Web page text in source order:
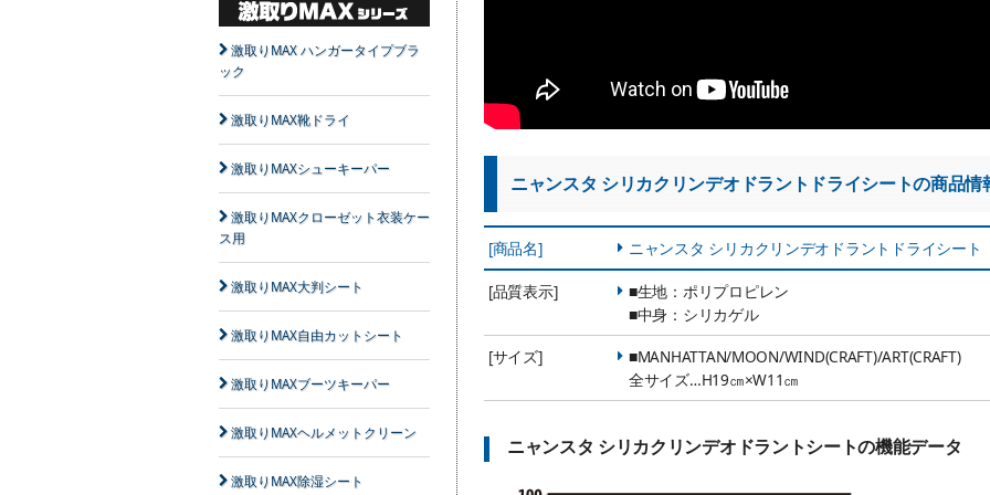
ニャンスタ シリカクリンデオドラントドライシートの商品情
[商品名] ニャンスタ シリカクリンデオドラントドライシート
[品質表示]
■生地：ポリプロピレン
■中身：シリカゲル
[サイズ]
■MANHATTAN/MOON/WIND(CRAFT)/ART(CRAFT)
全サイズ…H19㎝×W11㎝
激取りMAX ハンガータイプブラ
ック
激取りMAX靴ドライ
激取りMAXシューキーパー
激取りMAXクローゼット衣装ケー
ス用
激取りMAX大判シート
激取りMAX自由カットシート
激取りMAXブーツキーパー
激取りMAXヘルメットクリーン
激取りMAX除湿シート
ニャンスタ シリカクリンデオドラントシートの機能データ